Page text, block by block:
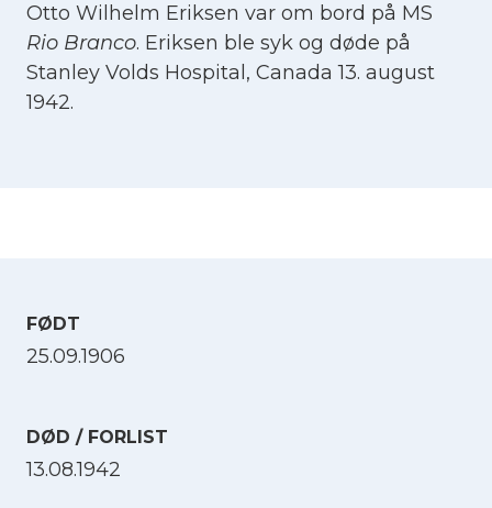
Otto Wilhelm Eriksen var om bord på MS
Rio Branco. Eriksen ble syk og døde på
Stanley Volds Hospital, Canada 13. august
1942.
FØDT
25.09.1906
DØD / FORLIST
13.08.1942